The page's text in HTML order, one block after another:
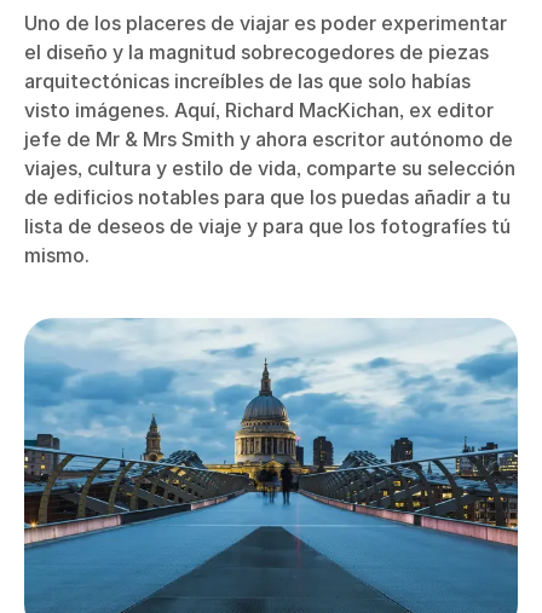
Uno de los placeres de viajar es poder experimentar
el diseño y la magnitud sobrecogedores de piezas
arquitectónicas increíbles de las que solo habías
visto imágenes. Aquí, Richard MacKichan, ex editor
jefe de Mr & Mrs Smith y ahora escritor autónomo de
viajes, cultura y estilo de vida, comparte su selección
de edificios notables para que los puedas añadir a tu
lista de deseos de viaje y para que los fotografíes tú
mismo.